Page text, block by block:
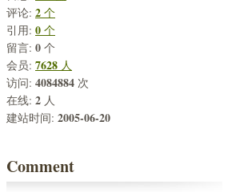
评论: 2 个
引用: 0 个
留言: 0 个
会员: 7628 人
访问: 4084884 次
在线: 2 人
建站时间: 2005-06-20
Comment